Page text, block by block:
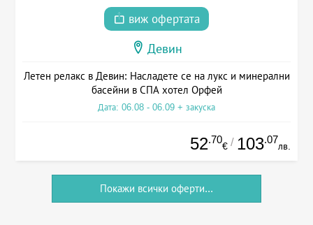
виж офертата
Девин
Летен релакс в Девин: Насладете се на лукс и минерални
басейни в СПА хотел Орфей
Дата: 06.08 - 06.09 + закуска
52.70
€ / 103.07
лв.
Покажи всички оферти...